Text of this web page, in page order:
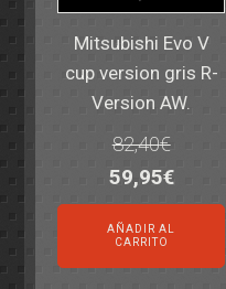
Mitsubishi Evo V
cup version gris R-
Version AW.
82,40€
El
precio
original
era:
59,95€El
precio
es:
AÑADIR AL
CARRITO